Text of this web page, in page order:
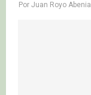
Por Juan Royo Abenia